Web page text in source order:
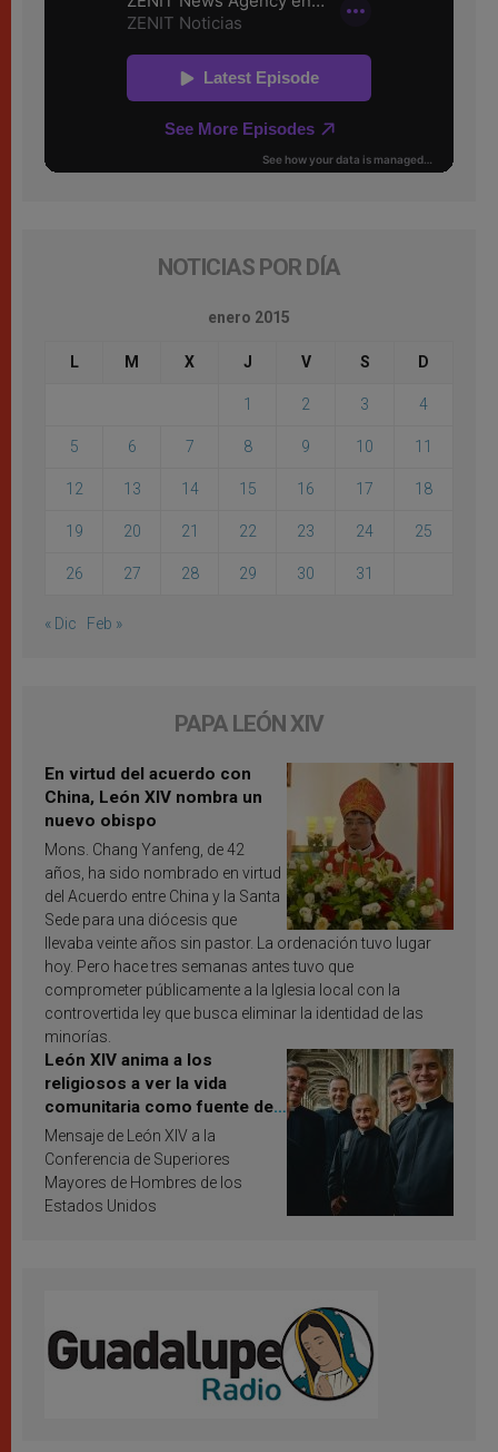
NOTICIAS POR DÍA
enero 2015
L M X J V S D
1 2 3 4
5 6 7 8 9 10 11
12 13 14 15 16 17 18
19 20 21 22 23 24 25
26 27 28 29 30 31
« Dic Feb »
PAPA LEÓN XIV
En virtud del acuerdo con
China, León XIV nombra un
nuevo obispo
Mons. Chang Yanfeng, de 42
años, ha sido nombrado en virtud
del Acuerdo entre China y la Santa
Sede para una diócesis que
llevaba veinte años sin pastor. La ordenación tuvo lugar
hoy. Pero hace tres semanas antes tuvo que
comprometer públicamente a la Iglesia local con la
controvertida ley que busca eliminar la identidad de las
minorías.
León XIV anima a los
religiosos a ver la vida
comunitaria como fuente de
inspiración y santificación
Mensaje de León XIV a la
Conferencia de Superiores
Mayores de Hombres de los
Estados Unidos